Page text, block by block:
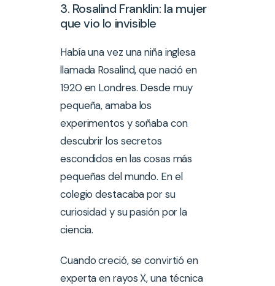
3. Rosalind Franklin: la mujer
que vio lo invisible
Había una vez una niña inglesa
llamada Rosalind, que nació en
1920 en Londres. Desde muy
pequeña, amaba los
experimentos y soñaba con
descubrir los secretos
escondidos en las cosas más
pequeñas del mundo. En el
colegio destacaba por su
curiosidad y su pasión por la
ciencia.
Cuando creció, se convirtió en
experta en rayos X, una técnica